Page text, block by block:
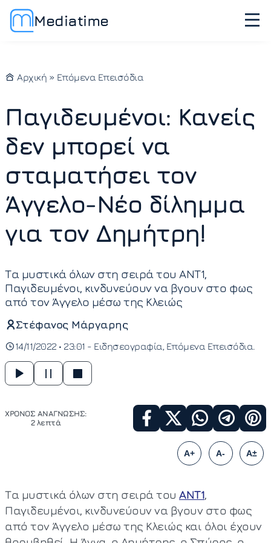
Mediatime
Αρχική » Επόμενα Επεισόδια
Παγιδευμένοι: Κανείς
δεν μπορεί να
σταματήσει τον
Άγγελο-Νέο δίλημμα
για τον Δημήτρη!
Τα μυστικά όλων στη σειρά του ΑΝΤ1,
Παγιδευμένοι, κινδυνεύουν να βγουν στο φως
από τον Άγγελο μέσω της Κλειώς
Στέφανος Μάργαρης
14/11/2022 • 23:01 - Ειδησεογραφία Επόμενα Επεισόδια
ΧΡΟΝΟΣ ΑΝΑΓΝΩΣΗΣ:
2 λεπτά
A+ A- A±
Τα μυστικά όλων στη σειρά του ΑΝΤ1,
Παγιδευμένοι, κινδυνεύουν να βγουν στο φως
από τον Άγγελο μέσω της Κλειώς και όλοι έχουν